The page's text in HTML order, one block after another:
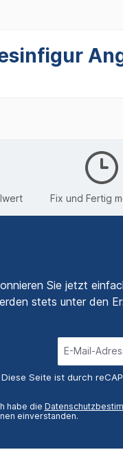
Fix und Fertig
Sie jetzt
stets unter den
Diese Seite ist durch
habe die
einverstanden.